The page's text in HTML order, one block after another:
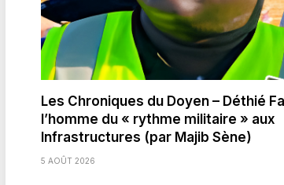
Les Chroniques du Doyen – Déthié
l’homme du « rythme militaire » aux
Infrastructures (par Majib Sène)
5 AOÛT 2026